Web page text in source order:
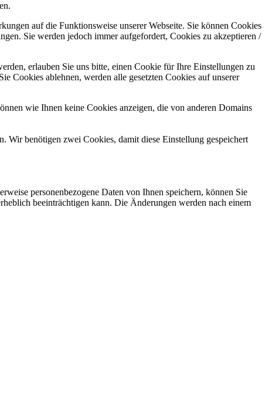
auf die Funktionsweise unserer Webseite. Sie können Cookies
Sie werden jedoch immer aufgefordert, Cookies zu akzeptieren /
erlauben Sie uns bitte, einen Cookie für Ihre Einstellungen zu
Cookies ablehnen, werden alle gesetzten Cookies auf unserer
wie Ihnen keine Cookies anzeigen, die von anderen Domains
Wir benötigen zwei Cookies, damit diese Einstellung gespeichert
personenbezogene Daten von Ihnen speichern, können Sie
beeinträchtigen kann. Die Änderungen werden nach einem